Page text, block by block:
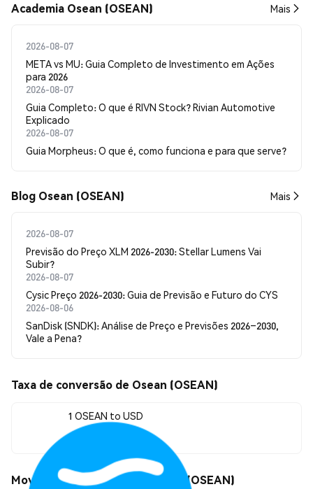
Academia Osean (OSEAN) Mais
2026-08-07
META vs MU: Guia Completo de Investimento em Ações
para 2026
2026-08-07
Guia Completo: O que é RIVN Stock? Rivian Automotive
Explicado
2026-08-07
Guia Morpheus: O que é, como funciona e para que serve?
Blog Osean (OSEAN) Mais
2026-08-07
Previsão do Preço XLM 2026-2030: Stellar Lumens Vai
Subir?
2026-08-07
Cysic Preço 2026-2030: Guia de Previsão e Futuro do CYS
2026-08-06
SanDisk (SNDK): Análise de Preço e Previsões 2026–2030,
Vale a Pena?
Taxa de conversão de Osean (OSEAN)
1 OSEAN to USD
Movimentos de preço de Osean (OSEAN)